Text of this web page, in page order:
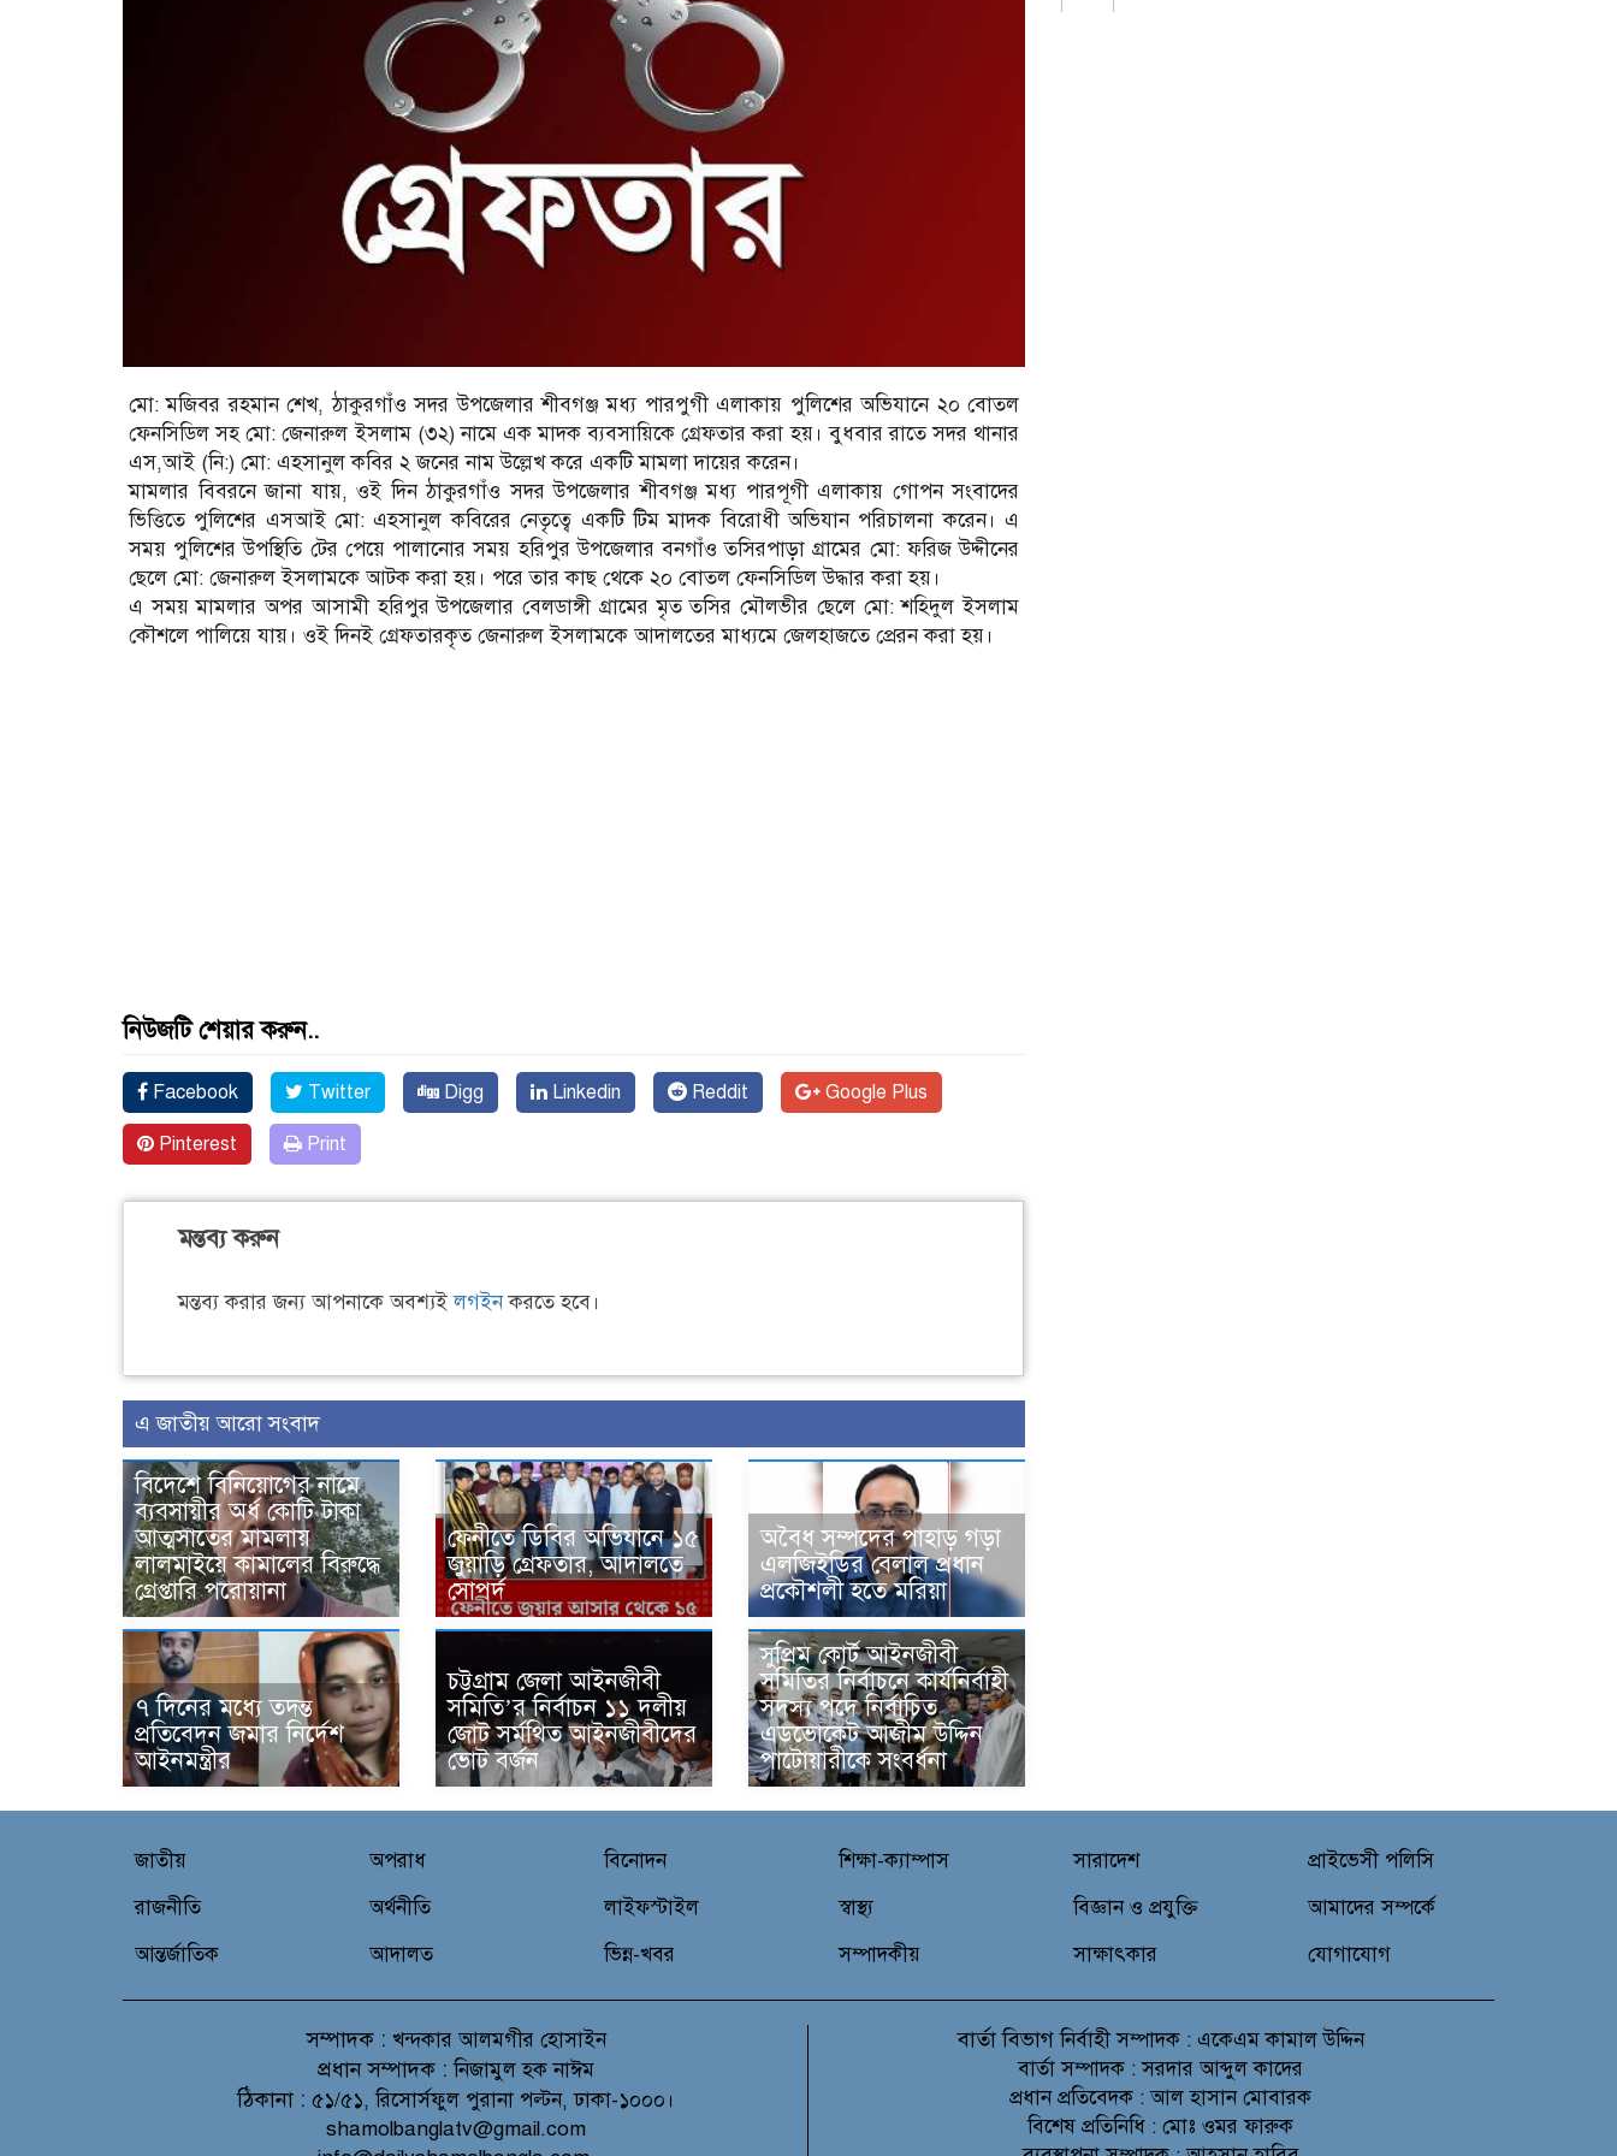
মো: মজিবর রহমান শেখ, ঠাকুরগাঁও সদর উপজেলার শীবগঞ্জ মধ্য পারপুগী এলাকায় পুলিশের অভিযানে ২০ বোতল
ফেনসিডিল সহ মো: জেনারুল ইসলাম (৩২) নামে এক মাদক ব্যবসায়িকে গ্রেফতার করা হয়। বুধবার রাতে সদর থানার
এস,আই (নি:) মো: এহসানুল কবির ২ জনের নাম উল্লেখ করে একটি মামলা দায়ের করেন।
মামলার বিবরনে জানা যায়, ওই দিন ঠাকুরগাঁও সদর উপজেলার শীবগঞ্জ মধ্য পারপূগী এলাকায় গোপন সংবাদের
ভিত্তিতে পুলিশের এসআই মো: এহসানুল কবিরের নেতৃত্বে একটি টিম মাদক বিরোধী অভিযান পরিচালনা করেন। এ
সময় পুলিশের উপস্থিতি টের পেয়ে পালানোর সময় হরিপুর উপজেলার বনগাঁও তসিরপাড়া গ্রামের মো: ফরিজ উদ্দীনের
ছেলে মো: জেনারুল ইসলামকে আটক করা হয়। পরে তার কাছ থেকে ২০ বোতল ফেনসিডিল উদ্ধার করা হয়।
এ সময় মামলার অপর আসামী হরিপুর উপজেলার বেলডাঙ্গী গ্রামের মৃত তসির মৌলভীর ছেলে মো: শহিদুল ইসলাম
কৌশলে পালিয়ে যায়। ওই দিনই গ্রেফতারকৃত জেনারুল ইসলামকে আদালতের মাধ্যমে জেলহাজতে প্রেরন করা হয়।
নিউজটি শেয়ার করুন..
Facebook Twitter Digg Linkedin Reddit Google Plus
Pinterest Print
মন্তব্য করুন
মন্তব্য করার জন্য আপনাকে অবশ্যইলগইনকরতে হবে।
এ জাতীয় আরো সংবাদ
বিদেশে বিনিয়োগের নামে
ব্যবসায়ীর অর্ধ কোটি টাকা
আত্মসাতের মামলায়
লালমাইয়ে কামালের বিরুদ্ধে
গ্রেপ্তারি পরোয়ানা
ফেনীতে ডিবির অভিযানে ১৫
জুয়াড়ি গ্রেফতার, আদালতে
সোপর্দ
‎অবৈধ সম্পদের পাহাড় গড়া
এলজিইডির বেলাল প্রধান
প্রকৌশলী হতে মরিয়া
৭ দিনের মধ্যে তদন্ত
প্রতিবেদন জমার নির্দেশ
আইনমন্ত্রীর
চট্টগ্রাম জেলা আইনজীবী
সমিতি’র নির্বাচন ১১ দলীয়
জোট সর্মথিত আইনজীবীদের
ভোট বর্জন
সুপ্রিম কোর্ট আইনজীবী
সমিতির নির্বাচনে কার্যনির্বাহী
সদস্য পদে নির্বাচিত
এডভোকেট আজীম উদ্দিন
পাটোয়ারীকে সংবর্ধনা
জাতীয়
রাজনীতি
আন্তর্জাতিক
অপরাধ
অর্থনীতি
আদালত
বিনোদন
লাইফস্টাইল
ভিন্ন-খবর
শিক্ষা-ক্যাম্পাস
স্বাস্থ্য
সম্পাদকীয়
সারাদেশ
বিজ্ঞান ও প্রযুক্তি
সাক্ষাৎকার
প্রাইভেসী পলিসি
আমাদের সম্পর্কে
যোগাযোগ
সম্পাদক : খন্দকার আলমগীর হোসাইন
প্রধান সম্পাদক : নিজামুল হক নাঈম
ঠিকানা : ৫১/৫১, রিসোর্সফুল পুরানা পল্টন, ঢাকা-১০০০।
shamolbanglatv@gmail.com
বার্তা বিভাগনির্বাহী সম্পাদক : একেএম কামাল উদ্দিন
বার্তা সম্পাদক : সরদার আব্দুল কাদের
প্রধান প্রতিবেদক : আল হাসান মোবারক
বিশেষ প্রতিনিধি : মোঃ ওমর ফারুক